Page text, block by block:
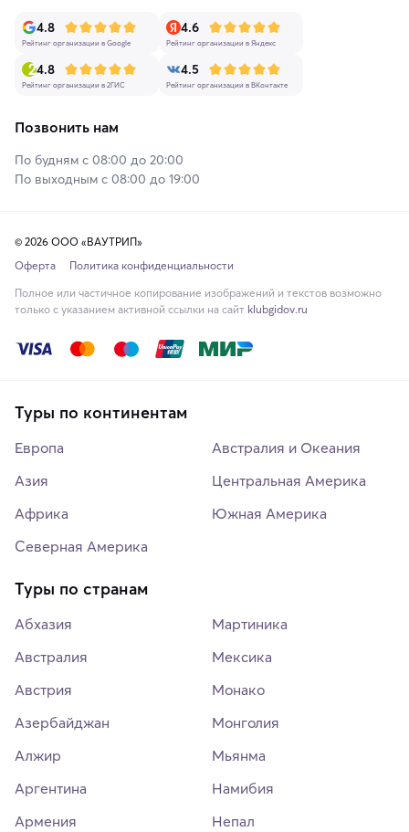
4.8
Рейтинг организации в Google
4.6
Рейтинг организации в Яндекс
4.8
Рейтинг организации в 2ГИС
4.5
Рейтинг организации в ВКонтакте
Позвонить нам
По будням с 08:00 до 20:00
По выходным с 08:00 до 19:00
© 2026 ООО «ВАУТРИП»
Оферта
Политика конфиденциальности
Полное или частичное копирование изображений и текстов возможно
только с указанием активной ссылки на сайт klubgidov.ru
Туры по континентам
Европа
Азия
Африка
Северная Америка
Австралия и Океания
Центральная Америка
Южная Америка
Туры по странам
Абхазия
Австралия
Австрия
Азербайджан
Алжир
Аргентина
Армения
Мартиника
Мексика
Монако
Монголия
Мьянма
Намибия
Непал